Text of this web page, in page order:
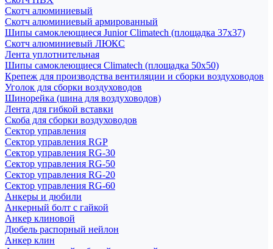
Скотч алюминиевый
Скотч алюминиевый армированный
Шипы самоклеющиеся Junior Climatech (площадка 37х37)
Скотч алюминиевый ЛЮКС
Лента уплотнительная
Шипы самоклеющиеся Climatech (площадка 50х50)
Крепеж для производства вентиляции и сборки воздуховодов
Уголок для сборки воздуховодов
Шинорейка (шина для воздуховодов)
Лента для гибкой вставки
Скоба для сборки воздуховодов
Сектор управления
Сектор управления RGP
Сектор управления RG-30
Сектор управления RG-50
Сектор управления RG-20
Сектор управления RG-60
Анкеры и дюбили
Анкерный болт с гайкой
Анкер клиновой
Дюбель распорный нейлон
Анкер клин